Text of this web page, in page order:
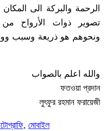
الرحمة والبركة الى
تصوير ذوات الأرواح من
ونحوهم هو ذريعة وسبب
والله اعلم بالصواب
ফতওয়া প্রদান
লুৎফুর রহমান ফরায়েজী
, মোবাইল